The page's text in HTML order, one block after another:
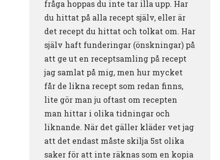
fråga hoppas du inte tar illa upp. Har
du hittat på alla recept själv, eller är
det recept du hittat och tolkat om. Har
själv haft funderingar (önskningar) på
att ge ut en receptsamling på recept
jag samlat på mig, men hur mycket
får de likna recept som redan finns,
lite gör man ju oftast om recepten
man hittar i olika tidningar och
liknande. När det gäller kläder vet jag
att det endast måste skilja 5st olika
saker för att inte räknas som en kopia